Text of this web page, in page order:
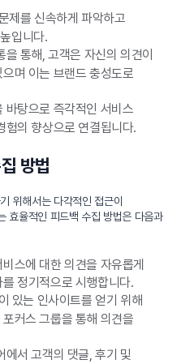
제를 신속하게 파악하고
입니다.
통해, 고객은 자신의 의견이
며 이는 브랜드 충성도로
탕으로 즉각적인 서비스
험의 향상으로 연결됩니다.
방법
위해서는 다각적인 접근이
효율적인 피드백 수집 방법은 다음과
스에 대한 의견을 자유롭게
정기적으로 시행합니다.
있는 인사이트를 얻기 위해
커스 그룹을 통해 의견을
에서 고객의 댓글, 후기 및